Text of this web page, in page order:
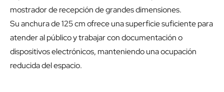
mostrador de recepción de grandes dimensiones.
Su anchura de 125 cm ofrece una superficie suficiente para
atender al público y trabajar con documentación o
dispositivos electrónicos, manteniendo una ocupación
reducida del espacio.